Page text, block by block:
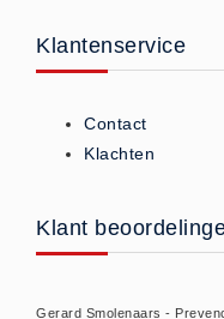
Brandwondmaterialen
Klantenservice
Contact
Klachten
Klant
Gerard Smolenaars -